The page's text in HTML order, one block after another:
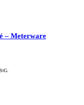
– Meterware